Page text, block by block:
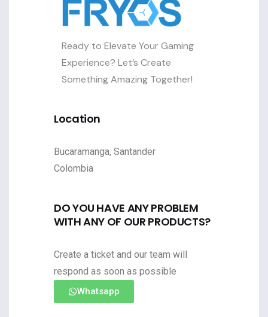
Ready to Elevate Your Gaming
Experience? Let’s Create
Something Amazing Together!
Location
Bucaramanga, Santander
Colombia
DO YOU HAVE ANY PROBLEM
WITH ANY OF OUR PRODUCTS?
Create a ticket and our team will
respond as soon as possible
Whatsapp